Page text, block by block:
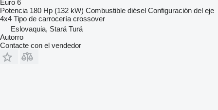
Euro 6
Potencia 180 Hp (132 kW) Combustible diésel Configuración del eje
4x4 Tipo de carrocería crossover
Eslovaquia, Stará Turá
Autorro
Contacte con el vendedor